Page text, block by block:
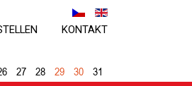
KONTAKT
27 28 29 30 31